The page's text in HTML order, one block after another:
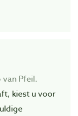
Pfeil.
kiest u voor